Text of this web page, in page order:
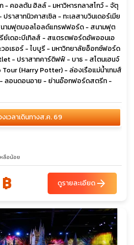
- คอลตัน ฮิลล์ - มหาวิหารกลาสโกว์ - จัตุ
ราสาทนิวคาสเซิล - ทะเลสาบวินเดอร์เมีย
ามฟุตบอลโอลด์แทรฟฟอร์ด - สนามฟุต
เดอะบีเทิลส์ - สแตรตฟอร์ดอัพออนเอ
อเธอร์ - ไบบูรี - มหาวิทยาลัยอ็อกซ์ฟอร์ด
- ปราสาทคาร์ดิฟฟ์ - บาธ - สโตนเฮนจ์
(Harry Potter) - ล่องเรือแม่น้ำเทมส์
ลอนดอนอาย - ย่านอ๊อกฟอร์ดสตรีท -
เวลาเดินทางส.ค. 69
ลือน้อย
ดูรายละเอียดarrow_forward